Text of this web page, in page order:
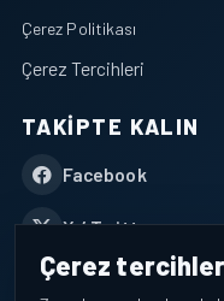
Çerez Politikası
Çerez Tercihleri
TAKIPTE KALIN
Facebook
X / Twitter
YouTube
Çerez